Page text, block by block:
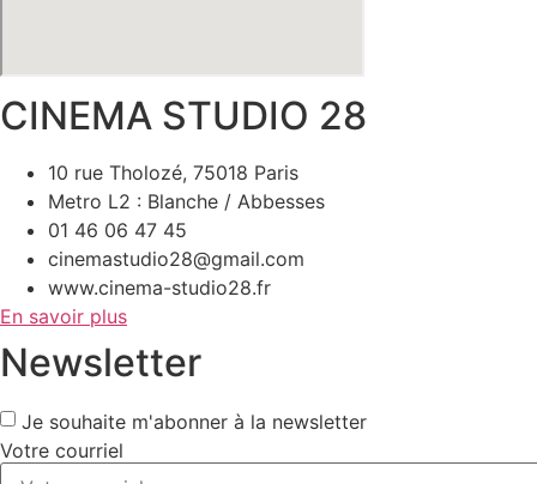
CINEMA STUDIO 28
10 rue Tholozé, 75018 Paris
Metro L2 : Blanche / Abbesses
01 46 06 47 45
cinemastudio28@gmail.com
www.cinema-studio28.fr
En savoir plus
Newsletter
Je souhaite m'abonner à la newsletter
Votre courriel